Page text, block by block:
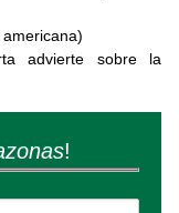
advierte sobre la
!